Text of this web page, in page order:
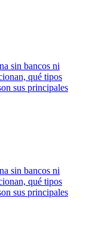
sin bancos ni
qué tipos
sus principales
sin bancos ni
qué tipos
sus principales